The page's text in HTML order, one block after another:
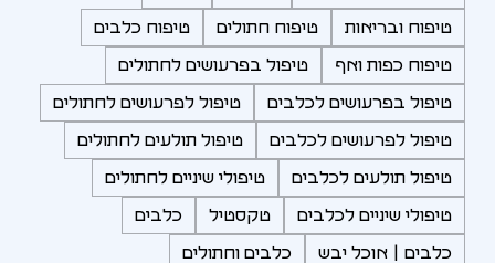
טיפוח ובריאות טיפוח חתולים טיפוח כלבים
טיפוח כפות ואף טיפול בפרעושים לחתולים
טיפול בפרעושים לכלבים טיפול לפרעושים לחתולים
טיפול לפרעושים לכלבים טיפול תולעים לחתולים
טיפול תולעים לכלבים טיפולי שיניים לחתולים
טיפולי שיניים לכלבים טקסטיל כלבים
כלבים | אוכל יבש כלבים וחתולים